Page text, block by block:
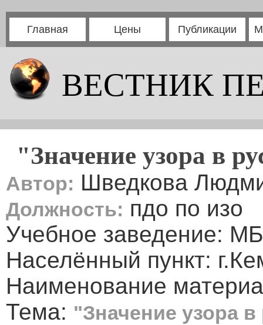
Главная Цены Публикации
ВЕСТНИК
"Значение узора в
Автор: Шведкова
Должность: пдо по изо
Учебное заведение:
Населённый пункт:
Наименование
Тема: "Значение узора